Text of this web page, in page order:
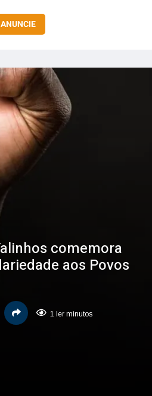
ANUNCIE
comemora
aos Povos
1 ler minutos